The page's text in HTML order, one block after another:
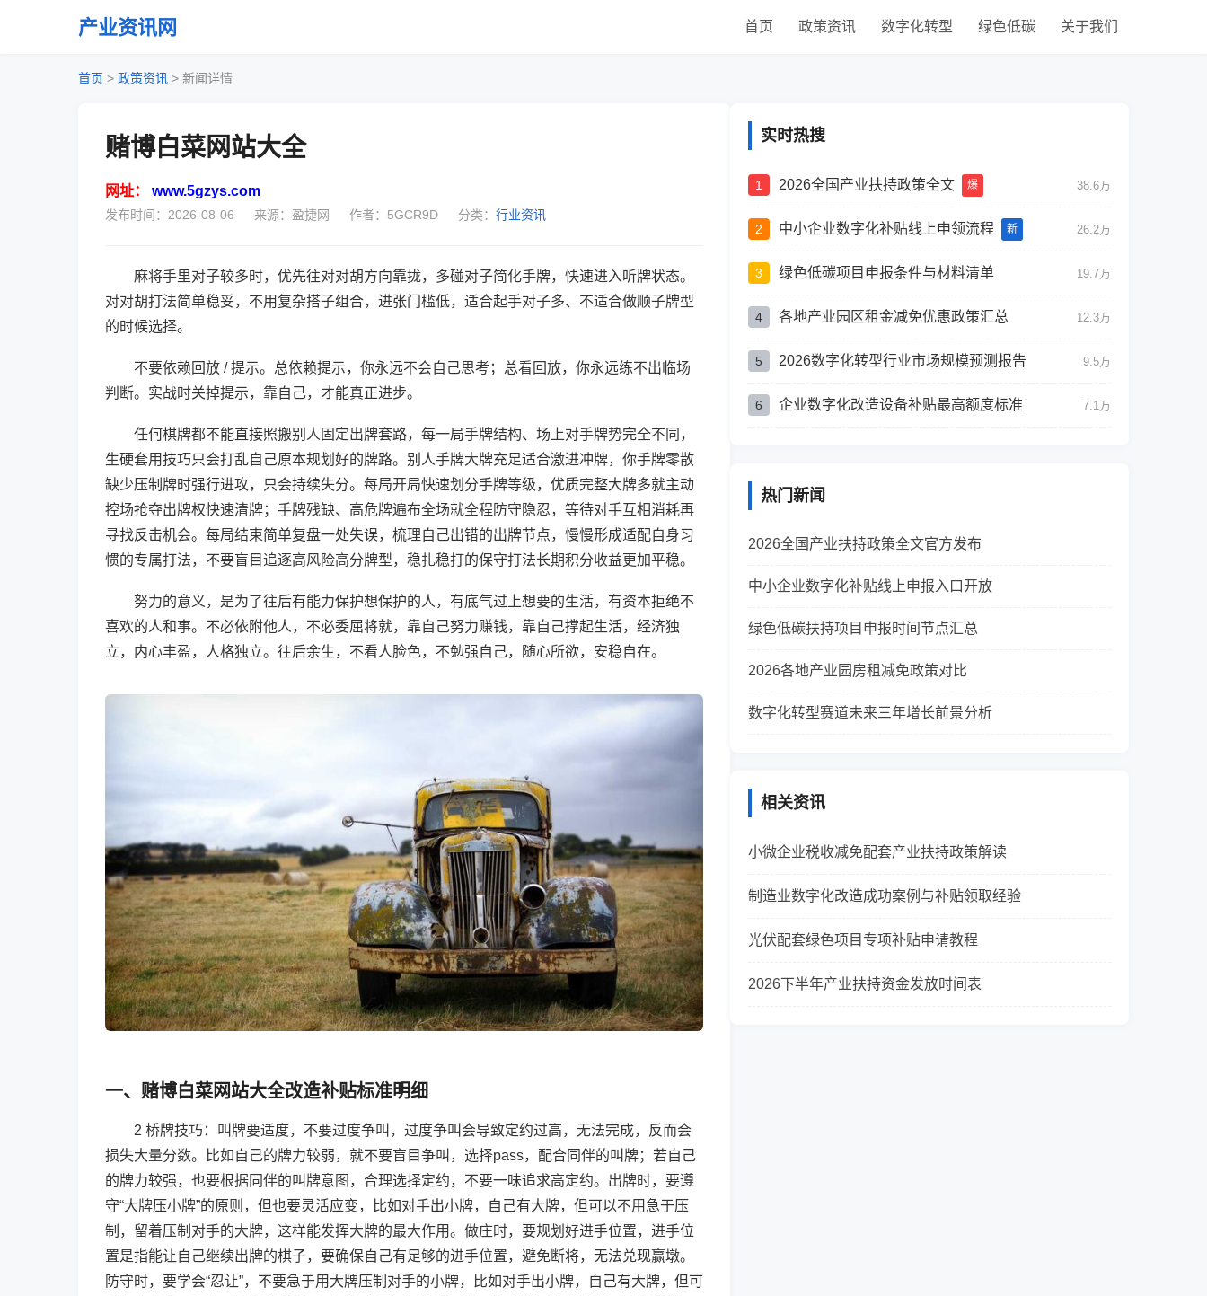
产业资讯网 首页 政策资讯 数字化转型 绿色低碳 关于我们
首页 > 政策资讯 > 新闻详情
赌博白菜网站大全
网址： www.5gzys.com
发布时间：2026-08-06 来源：盈捷网 作者：5GCR9D 分类： 行业资讯
麻将手里对子较多时，优先往对对胡方向靠拢，多碰对子简化手牌，快速进入听牌状态。
对对胡打法简单稳妥，不用复杂搭子组合，进张门槛低，适合起手对子多、不适合做顺子牌型
的时候选择。
不要依赖回放 / 提示。总依赖提示，你永远不会自己思考；总看回放，你永远练不出临场
判断。实战时关掉提示，靠自己，才能真正进步。
任何棋牌都不能直接照搬别人固定出牌套路，每一局手牌结构、场上对手牌势完全不同，
生硬套用技巧只会打乱自己原本规划好的牌路。别人手牌大牌充足适合激进冲牌，你手牌零散
缺少压制牌时强行进攻，只会持续失分。每局开局快速划分手牌等级，优质完整大牌多就主动
控场抢夺出牌权快速清牌；手牌残缺、高危牌遍布全场就全程防守隐忍，等待对手互相消耗再
寻找反击机会。每局结束简单复盘一处失误，梳理自己出错的出牌节点，慢慢形成适配自身习
惯的专属打法，不要盲目追逐高风险高分牌型，稳扎稳打的保守打法长期积分收益更加平稳。
努力的意义，是为了往后有能力保护想保护的人，有底气过上想要的生活，有资本拒绝不
喜欢的人和事。不必依附他人，不必委屈将就，靠自己努力赚钱，靠自己撑起生活，经济独
立，内心丰盈，人格独立。往后余生，不看人脸色，不勉强自己，随心所欲，安稳自在。
一、赌博白菜网站大全改造补贴标准明细
2 桥牌技巧：叫牌要适度，不要过度争叫，过度争叫会导致定约过高，无法完成，反而会
损失大量分数。比如自己的牌力较弱，就不要盲目争叫，选择pass，配合同伴的叫牌；若自己
的牌力较强，也要根据同伴的叫牌意图，合理选择定约，不要一味追求高定约。出牌时，要遵
守“大牌压小牌”的原则，但也要灵活应变，比如对手出小牌，自己有大牌，但可以不用急于压
制，留着压制对手的大牌，这样能发挥大牌的最大作用。做庄时，要规划好进手位置，进手位
置是指能让自己继续出牌的棋子，要确保自己有足够的进手位置，避免断将，无法兑现赢墩。
防守时，要学会“忍让”，不要急于用大牌压制对手的小牌，比如对手出小牌，自己有大牌，但可
实时热搜
1 2026全国产业扶持政策全文 爆 38.6万
2 中小企业数字化补贴线上申领流程 新 26.2万
3 绿色低碳项目申报条件与材料清单 19.7万
4 各地产业园区租金减免优惠政策汇总 12.3万
5 2026数字化转型行业市场规模预测报告 9.5万
6 企业数字化改造设备补贴最高额度标准 7.1万
热门新闻
2026全国产业扶持政策全文官方发布
中小企业数字化补贴线上申报入口开放
绿色低碳扶持项目申报时间节点汇总
2026各地产业园房租减免政策对比
数字化转型赛道未来三年增长前景分析
相关资讯
小微企业税收减免配套产业扶持政策解读
制造业数字化改造成功案例与补贴领取经验
光伏配套绿色项目专项补贴申请教程
2026下半年产业扶持资金发放时间表